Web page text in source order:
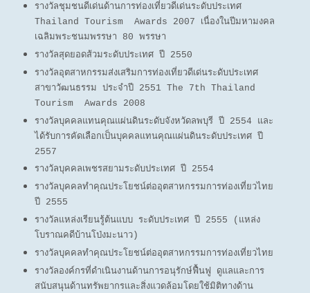
รางวัลชุมชนดีเด่นด้านการท่องเที่ยวดีเด่นระดับประเทศ
Thailand Tourism Awards 2007 เนื่องในปีมหามงคล
เฉลิมพระชนมพรรษา 80 พรรษา
รางวัลสุดยอดส้วมระดับประเทศ ปี 2550
รางวัลอุตสาหกรรมส่งเสริมการท่องเที่ยวดีเด่นระดับประเทศ
สาขาวัฒนธรรม ประจำปี 2551 The 7th Thailand
Tourism Awards 2008
รางวัลบุคคลแทนคุณแผ่นดินระดับจังหวัดลพบุรี ปี 2554 และ
ได้รับการคัดเลือกเป็นบุคคลแทนคุณแผ่นดินระดับประเทศ ปี
2557
รางวัลบุคคลเพชรสยามระดับประเทศ ปี 2554
รางวัลบุคคลทำคุณประโยชน์ต่ออุตสาหกรรมการท่องเที่ยวไทย
ปี 2555
รางวัลแหล่งเรียนรู้ต้นแบบ ระดับประเทศ ปี 2555 (แหล่ง
โบราณคดีบ้านโป่งมะนาว)
รางวัลบุคคลทำคุณประโยชน์ต่ออุตสาหกรรมการท่องเที่ยวไทย
รางวัลองค์กรที่ดำเนินงานด้านการอนุรักษ์ฟื้นฟู ดูแลและการ
สนับสนุนด้านทรัพยากรและสิ่งแวดล้อมโดยใช้มิติทางด้าน